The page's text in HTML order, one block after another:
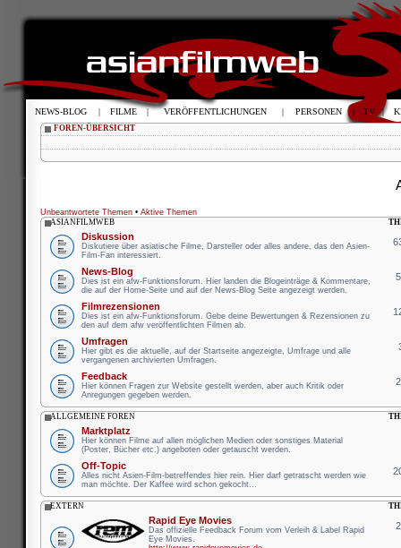
FOREN-ÜBERSICHT
Unbeantwortete Themen • Aktive Themen
ASIANFILMWEB
Diskussion
Diskutiere über asiatische Filme, Darsteller oder alles andere, das den Asien-
Film-Fan interessiert.
News-Blog
Dies ist ein afw-Funktionsforum. Hier landen die Blogeinträge & Kommentare,
die auf der Home-Seite und auf der News-Blog Seite angezeigt werden.
Filmrezensionen
Dies ist ein afw-Funktionsforum. Gebe deine Bewertungen & Rezensionen zu
den auf dem afw veröffentlichten Filmen ab.
Umfragen
Hier gibt es die aktuelle, auf der Startseite angezeigte, Umfrage und alle
vergangenen archivierten Umfragen.
Feedback
Hier können Fragen zur Website gestellt werden, aber auch Kritik oder
Anregungen gegeben werden.
ALLGEMEINE FOREN
Marktplatz
Hier können Filme auf allen möglichen Medien oder sonstiges Material
(Poster, Bücher etc.) angeboten oder getauscht werden.
Off-Topic
Alles nicht Asien-Film-betreffendes hier rein. Hier darf getratscht werden wie
man möchte. Der Kaffee wird schon gekocht...
EXTERN
Rapid Eye Movies
Das offizielle Feedback Forum vom Verleih & Label Rapid
Eye Movies.
NEWS-BLOG | FILME | VERÖFFENTLICHUNGEN | PERSONEN | TV |